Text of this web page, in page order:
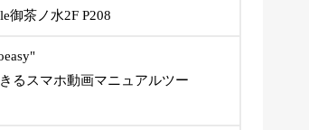
御茶ノ水2F P208
るスマホ動画マニュアルツー